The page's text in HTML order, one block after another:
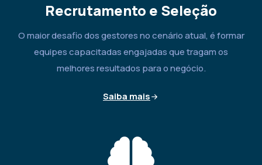
Recrutamento e Seleção
O maior desafio dos gestores no cenário atual, é formar
equipes capacitadas engajadas que tragam os
melhores resultados para o negócio.
Saiba mais